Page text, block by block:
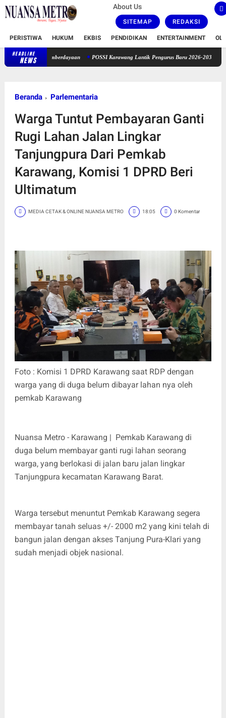
About Us
SITEMAP REDAKSI
PERISTIWA HUKUM EKBIS PENDIDIKAN ENTERTAINMENT
HEADLINE
NEWS POSSI Karawang Lantik Pengurus Baru 2026-2030, Siap Dongkrak
Beranda Parlementaria
Warga Tuntut Pembayaran Ganti
Rugi Lahan Jalan Lingkar
Tanjungpura Dari Pemkab
Karawang, Komisi 1 DPRD Beri
Ultimatum
MEDIA CETAK & ONLINE NUANSA METRO 18:05 0 Komentar
Foto : Komisi 1 DPRD Karawang saat RDP dengan
warga yang di duga belum dibayar lahan nya oleh
pemkab Karawang
Nuansa Metro - Karawang | Pemkab Karawang di
duga belum membayar ganti rugi lahan seorang
warga, yang berlokasi di jalan baru jalan lingkar
Tanjungpura kecamatan Karawang Barat.
Warga tersebut menuntut Pemkab Karawang segera
membayar tanah seluas +/- 2000 m2 yang kini telah di
bangun jalan dengan akses Tanjung Pura-Klari yang
sudah menjadi objek nasional.